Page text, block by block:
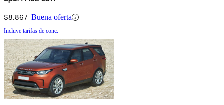
$8,867 Buena oferta
Incluye tarifas de conc.